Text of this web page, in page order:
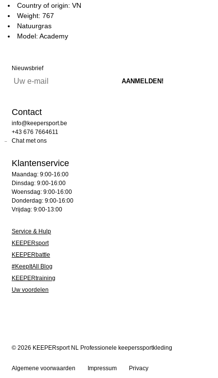
Country of origin: VN
Weight: 767
Natuurgras
Model: Academy
Nieuwsbrief
Contact
info@keepersport.be
+43 676 7664611
Chat met ons
Klantenservice
Maandag: 9:00-16:00
Dinsdag: 9:00-16:00
Woensdag: 9:00-16:00
Donderdag: 9:00-16:00
Vrijdag: 9:00-13:00
Service & Hulp
KEEPERsport
KEEPERbattle
#KeepItAll Blog
KEEPERtraining
Uw voordelen
© 2026 KEEPERsport NL Professionele keeperssportkleding
Algemene voorwaarden Impressum Privacy